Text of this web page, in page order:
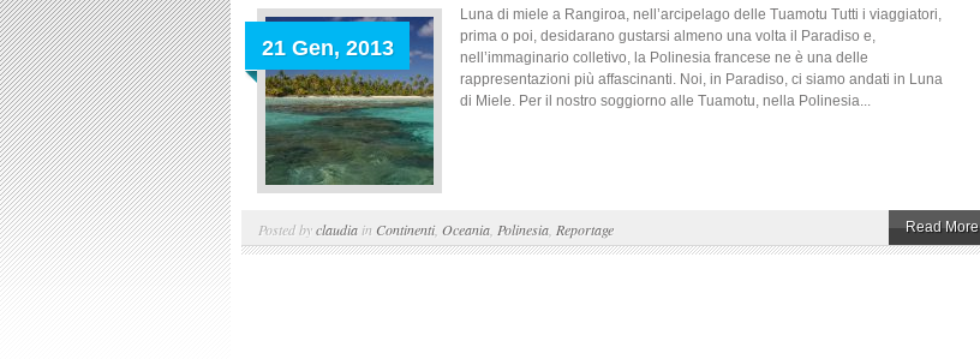
21 Gen, 2013
Luna di miele a Rangiroa, nell’arcipelago delle Tuamotu Tutti i viaggiatori,
prima o poi, desidarano gustarsi almeno una volta il Paradiso e,
nell’immaginario colletivo, la Polinesia francese ne è una delle
rappresentazioni più affascinanti. Noi, in Paradiso, ci siamo andati in Luna
di Miele. Per il nostro soggiorno alle Tuamotu, nella Polinesia...
Posted byclaudia in Continenti, Oceania Polinesia Reportage Read More